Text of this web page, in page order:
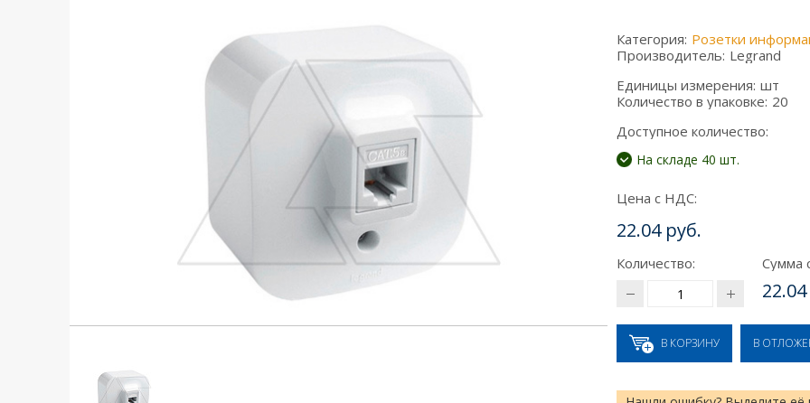
Категория: Розетки
Производитель: Legrand
Единицы измерения: шт
Количество в упаковке: 20
Доступное количество:
На складе 40 шт.
Цена с НДС:
22.04 руб.
Количество: Сумма
В КОРЗИНУ В